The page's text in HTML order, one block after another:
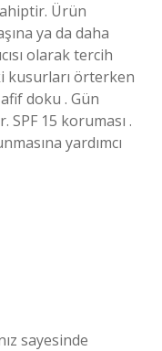
Ürün
ya da daha
olarak tercih
kusurları örterken
doku . Gün
15 koruması .
yardımcı
sayesinde